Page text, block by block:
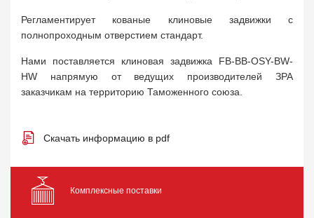
Регламентирует кованые клиновые задвижки с
полнопроходным отверстием стандарт.
Нами поставляется клиновая задвижка FB-BB-OSY-BW-
HW напрямую от ведущих производителей ЗРА
заказчикам на территорию Таможенного союза.
Скачать информацию в pdf
Комплексные поставки